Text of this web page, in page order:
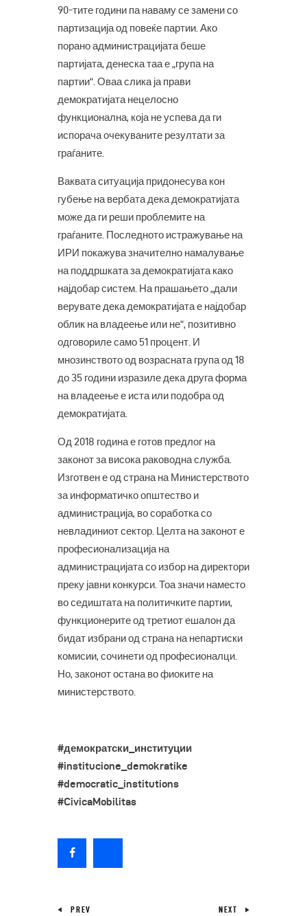
90-тите години па наваму се замени со
партизација од повеќе партии. Ако
порано администрацијата беше
партијата, денеска таа е „група на
партии“. Оваа слика ја прави
демократијата нецелосно
функционална, која не успева да ги
испорача очекуваните резултати за
граѓаните.
Ваквата ситуација придонесува кон
губење на вербата дека демократијата
може да ги реши проблемите на
граѓаните. Последното истражување на
ИРИ покажува значително намалување
на поддршката за демократијата како
најдобар систем. На прашањето „дали
верувате дека демократијата е најдобар
облик на владеење или не“, позитивно
одговориле само 51 процент. И
мнозинството од возрасната група од 18
до 35 години изразиле дека друга форма
на владеење е иста или подобра од
демократијата.
Од 2018 година е готов предлог на
законот за висока раководна служба.
Изготвен е од страна на Министерството
за информатичко општество и
администрација, во соработка со
невладиниот сектор. Целта на законот е
професионализација на
администрацијата со избор на директори
преку јавни конкурси. Тоа значи наместо
во седиштата на политичките партии,
функционерите од третиот ешалон да
бидат избрани од страна на непартиски
комисии, сочинети од професионалци.
Но, законот остана во фиоките на
министерството.
#демократски_институции
#institucione_demokratike
#democratic_institutions
#CivicaMobilitas
PREV NEXT